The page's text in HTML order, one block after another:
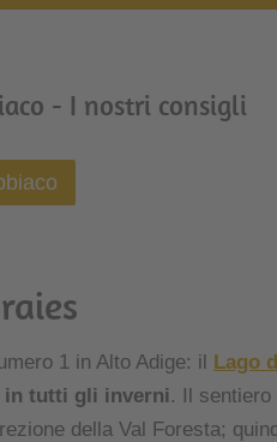
- I nostri consigli
1 in Alto Adige: il Lago
in tutti gli inverni. Il
della Val Foresta;